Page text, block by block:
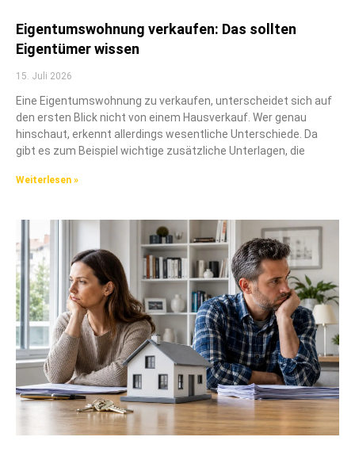
Eigentumswohnung verkaufen: Das sollten
Eigentümer wissen
15. Juli 2026
Eine Eigentumswohnung zu verkaufen, unterscheidet sich auf
den ersten Blick nicht von einem Hausverkauf. Wer genau
hinschaut, erkennt allerdings wesentliche Unterschiede. Da
gibt es zum Beispiel wichtige zusätzliche Unterlagen, die
Weiterlesen »